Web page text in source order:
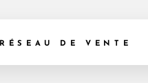
RÉSEAU DE VENTE